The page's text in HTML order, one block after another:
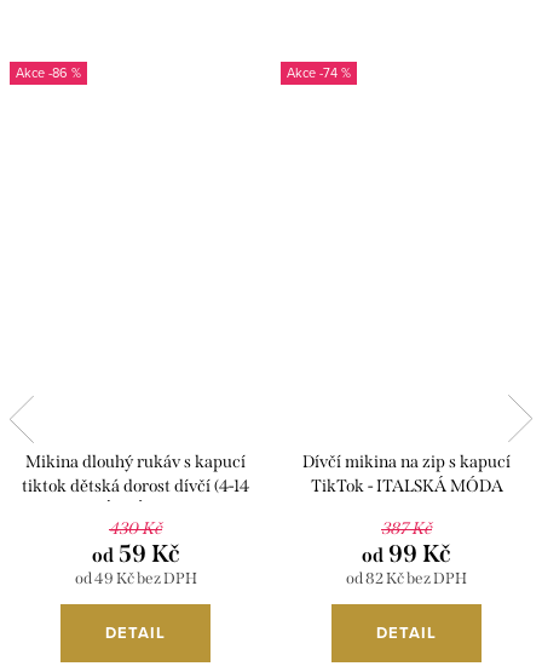
-86 %
Mikina dlouhý rukáv s kapucí
tiktok dětská dorost dívčí (4-14
430 Kč
od 49 Kč bez DPH
od59 Kč
DETAIL
-74 %
Dívčí mikina na zip s kapucí
TikTok - ITALSKÁ MÓDA
387 Kč
od 82 Kč bez DPH
od 99 Kč
DETAIL